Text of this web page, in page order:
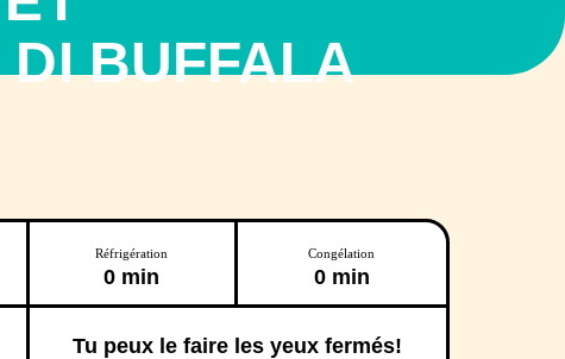
BUFFALA
Réfrigération
0 min
Congélation
0 min
Tu peux le faire les yeux fermés!